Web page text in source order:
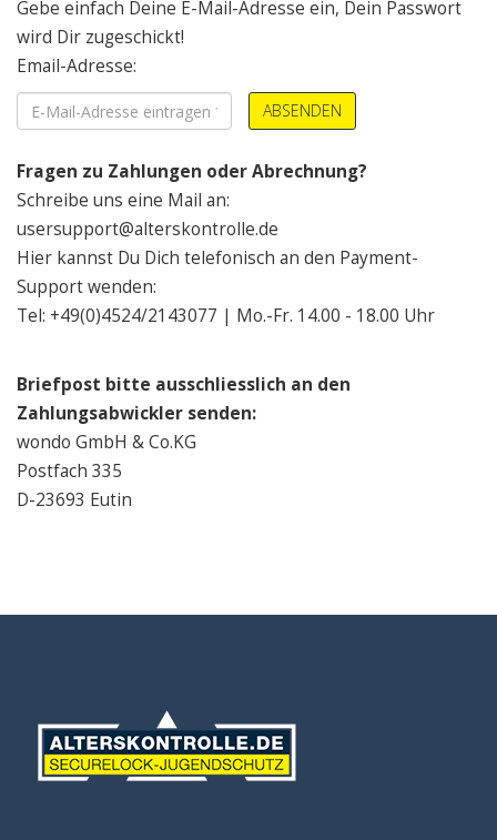
Gebe einfach Deine E-Mail-Adresse ein, Dein Passwort
wird Dir zugeschickt!
Email-Adresse:
ABSENDEN
Fragen zu Zahlungen oder Abrechnung?
Schreibe uns eine Mail an:
usersupport@alterskontrolle.de
Hier kannst Du Dich telefonisch an den Payment-
Support wenden:
Tel: +49(0)4524/2143077 | Mo.-Fr. 14.00 - 18.00 Uhr
Briefpost bitte ausschliesslich an den
Zahlungsabwickler senden:
wondo GmbH & Co.KG
Postfach 335
D-23693 Eutin